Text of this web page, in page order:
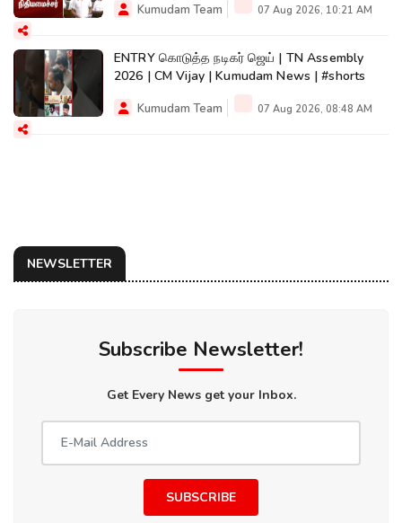
Kumudam Team 07 Aug 2026, 10:21 AM
ENTRY கொடுத்த நடிகர் ஜெய் | TN Assembly
2026 | CM Vijay | Kumudam News | #shorts
Kumudam Team 07 Aug 2026, 08:48 AM
NEWSLETTER
Subscribe Newsletter!
Get Every News get your Inbox.
SUBSCRIBE